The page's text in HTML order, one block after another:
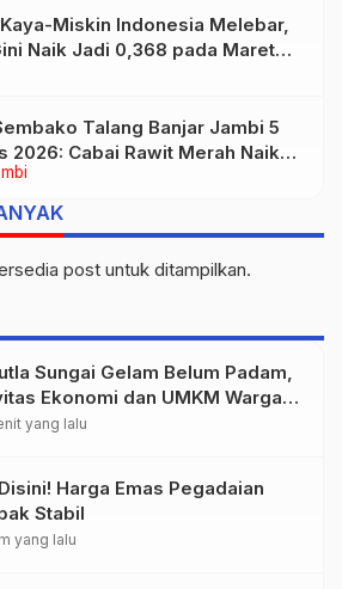
Miskin Indonesia Melebar,
Naik Jadi 0,368 pada Maret
Talang Banjar Jambi 5
2026: Cabai Rawit Merah Naik
Ribu
post untuk ditampilkan.
Sungai Gelam Belum Padam,
Ekonomi dan UMKM Warga
Terancam
yang lalu
Harga Emas Pegadaian
Stabil
yang lalu